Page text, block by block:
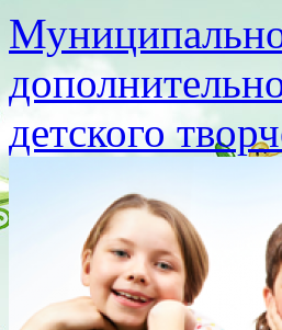
детского